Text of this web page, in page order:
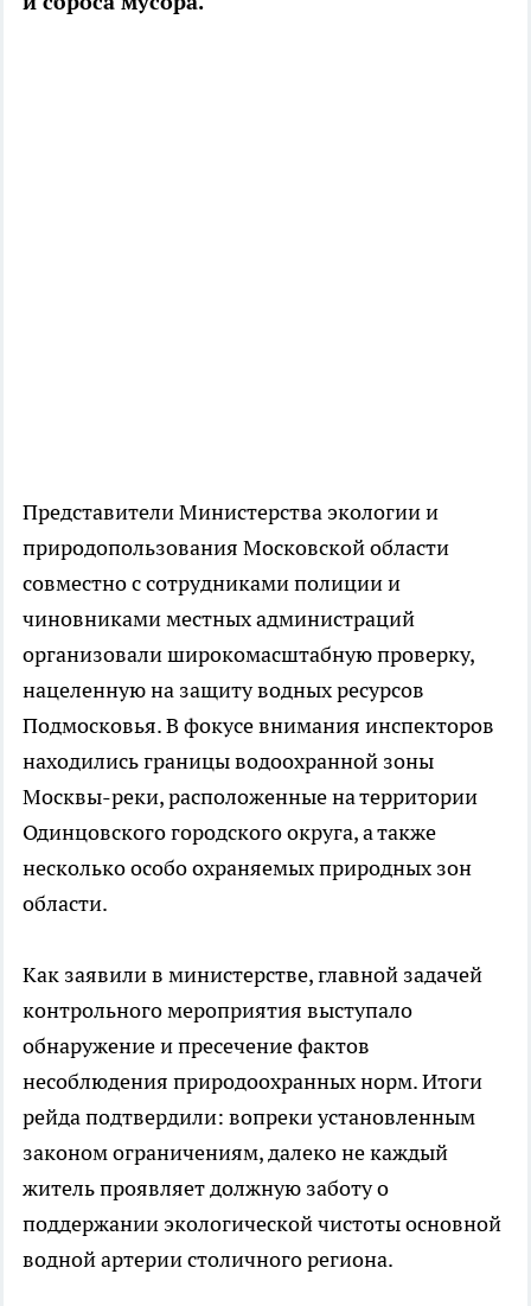
Представители Министерства экологии и
природопользования Московской области
совместно с сотрудниками полиции и
чиновниками местных администраций
организовали широкомасштабную проверку,
нацеленную на защиту водных ресурсов
Подмосковья. В фокусе внимания инспекторов
находились границы водоохранной зоны
Москвы-реки, расположенные на территории
Одинцовского городского округа, а также
несколько особо охраняемых природных зон
области.
Как заявили в министерстве, главной задачей
контрольного мероприятия выступало
обнаружение и пресечение фактов
несоблюдения природоохранных норм. Итоги
рейда подтвердили: вопреки установленным
законом ограничениям, далеко не каждый
житель проявляет должную заботу о
поддержании экологической чистоты основной
водной артерии столичного региона.